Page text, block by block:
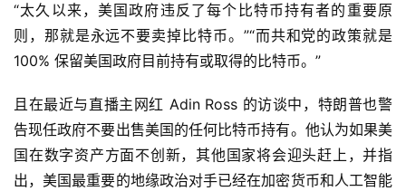
“太久以来，美国政府违反了每个比特币持有者的重要原
则，那就是永远不要卖掉比特币。”“而共和党的政策就是
100% 保留美国政府目前持有或取得的比特币。”
且在最近与直播主网红 Adin Ross 的访谈中，特朗普也警
告现任政府不要出售美国的任何比特币持有。他认为如果美
国在数字资产方面不创新，其他国家将会迎头赶上，并指
出，美国最重要的地缘政治对手已经在加密货币和人工智能